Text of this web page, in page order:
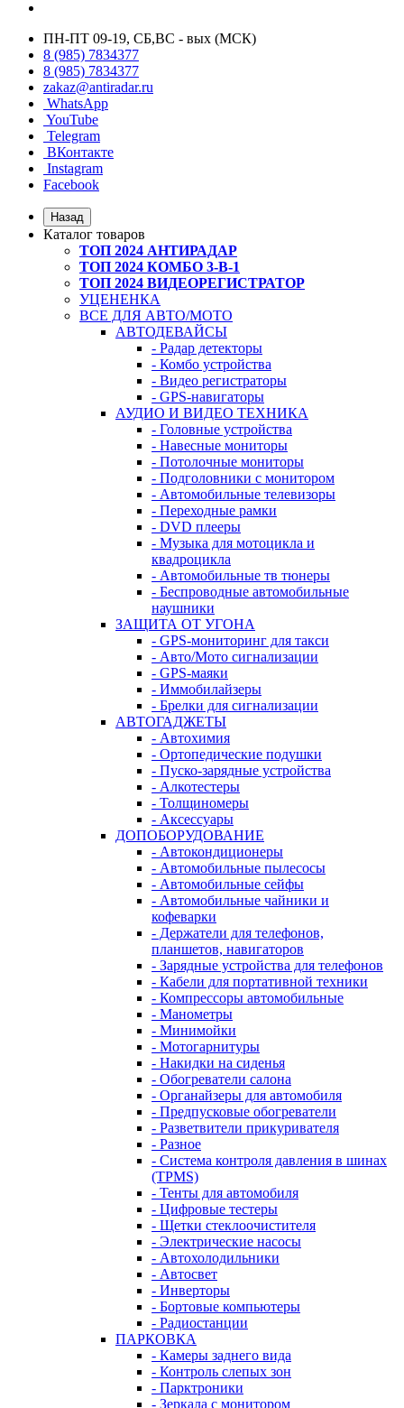
ПН-ПТ 09-19, СБ,ВС - вых (МСК)
8 (985) 7834377
8 (985) 7834377
zakaz@antiradar.ru
WhatsApp
YouTube
Telegram
ВКонтакте
Instagram
Facebook
Назад
Каталог товаров
ТОП 2024 АНТИРАДАР
ТОП 2024 КОМБО 3-В-1
ТОП 2024 ВИДЕОРЕГИСТРАТОР
УЦЕНЕНКА
ВСЕ ДЛЯ АВТО/МОТО
АВТОДЕВАЙСЫ
- Радар детекторы
- Комбо устройства
- Видео регистраторы
- GPS-навигаторы
АУДИО И ВИДЕО ТЕХНИКА
- Головные устройства
- Навесные мониторы
- Потолочные мониторы
- Подголовники с монитором
- Автомобильные телевизоры
- Переходные рамки
- DVD плееры
- Музыка для мотоцикла и
квадроцикла
- Автомобильные тв тюнеры
- Беспроводные автомобильные
наушники
ЗАЩИТА ОТ УГОНА
- GPS-мониторинг для такси
- Авто/Мото сигнализации
- GPS-маяки
- Иммобилайзеры
- Брелки для сигнализации
АВТОГАДЖЕТЫ
- Автохимия
- Ортопедические подушки
- Пуско-зарядные устройства
- Алкотестеры
- Толщиномеры
- Аксессуары
ДОПОБОРУДОВАНИЕ
- Автокондиционеры
- Автомобильные пылесосы
- Автомобильные сейфы
- Автомобильные чайники и
кофеварки
- Держатели для телефонов,
планшетов, навигаторов
- Зарядные устройства для телефонов
- Кабели для портативной техники
- Компрессоры автомобильные
- Манометры
- Минимойки
- Мотогарнитуры
- Накидки на сиденья
- Обогреватели салона
- Органайзеры для автомобиля
- Предпусковые обогреватели
- Разветвители прикуривателя
- Разное
- Система контроля давления в шинах
(TPMS)
- Тенты для автомобиля
- Цифровые тестеры
- Щетки стеклоочистителя
- Электрические насосы
- Автохолодильники
- Автосвет
- Инверторы
- Бортовые компьютеры
- Радиостанции
ПАРКОВКА
- Камеры заднего вида
- Контроль слепых зон
- Парктроники
- Зеркала с монитором